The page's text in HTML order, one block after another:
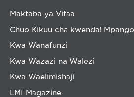
Maktaba ya Vifaa
Chuo Kikuu cha kwenda! Mpango
Kwa Wanafunzi
Kwa Wazazi na Walezi
Kwa Waelimishaji
LMI Magazine